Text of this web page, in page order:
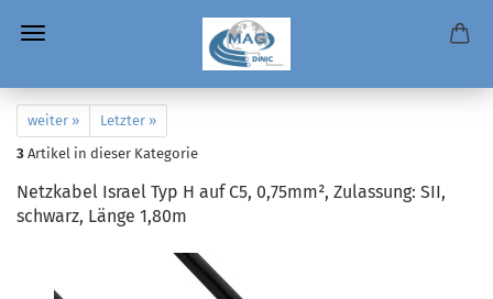
weiter »
Letzter »
3 Artikel in dieser Kategorie
Netzkabel Israel Typ H auf C5, 0,75mm², Zulassung: SII,
schwarz, Länge 1,80m